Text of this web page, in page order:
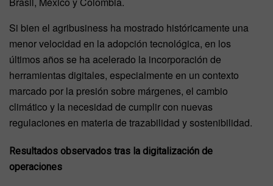
Si bien el agribusiness ha mostrado históricamente una
menor velocidad en la adopción tecnológica, en los
últimos años se ha acelerado la incorporación de
herramientas digitales, especialmente en un contexto
marcado por la presión sobre márgenes, el cambio
climático y la necesidad de cumplir con nuevas
regulaciones en materia de trazabilidad y sostenibilidad.
Resultados observados tras la digitalización de
operaciones